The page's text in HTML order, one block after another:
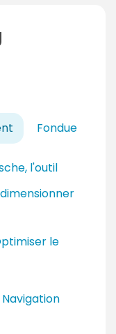
Fondue
l'outil
le
Navigation